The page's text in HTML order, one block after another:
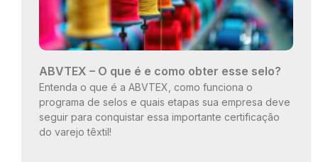
ABVTEX – O que é e como obter esse selo?
Entenda o que é a ABVTEX, como funciona o
programa de selos e quais etapas sua empresa deve
seguir para conquistar essa importante certificação
do varejo têxtil!